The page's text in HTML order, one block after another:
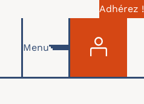
Adhérez !
Menu